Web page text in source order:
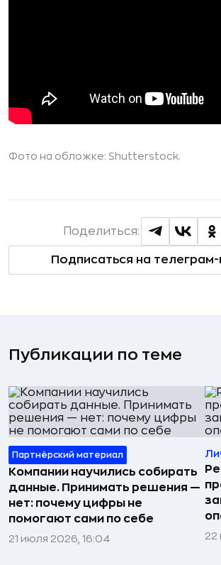
Фото на обложке: Shutterstock.
Подписаться на
Поделиться:
Публикации по теме
Партнёрский материал
Компании научились собирать
данные. Принимать решения —
нет: почему цифры не
помогают сами по себе
21 июля 2026, 16:04 22